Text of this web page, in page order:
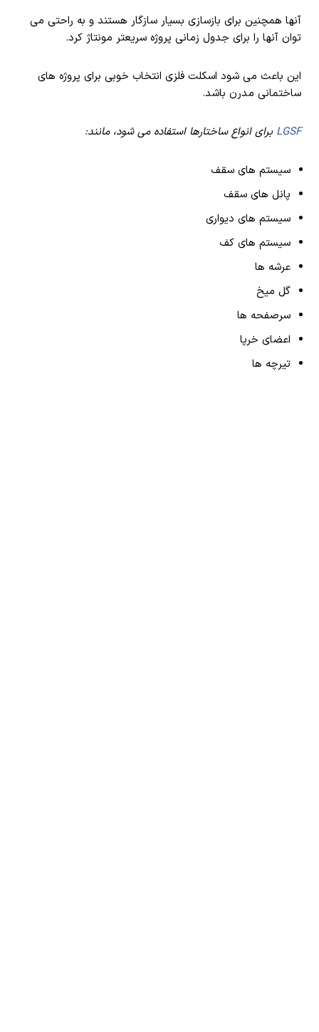
آنها همچنین برای بازسازی بسیار سازگار هستند و به راحتی می
توان آنها را برای جدول زمانی پروژه سریعتر مونتاژ کرد.
این باعث می شود اسکلت فلزی انتخاب خوبی برای پروژه های
ساختمانی مدرن باشد.
LGSF برای انواع ساختارها استفاده می شود، مانند:
سیستم های سقف
پانل های سقف
سیستم های دیواری
سیستم های کف
عرشه ها
گل میخ
سرصفحه ها
اعضای خرپا
تیرچه ها